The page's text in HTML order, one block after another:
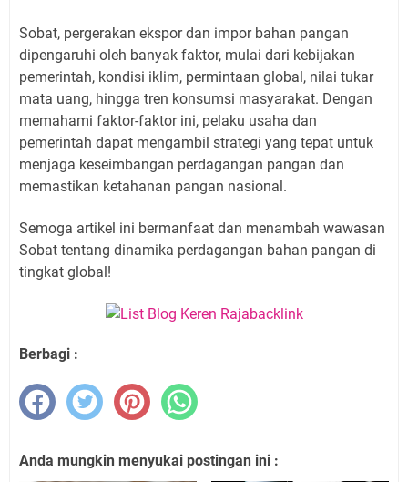
Sobat, pergerakan ekspor dan impor bahan pangan
dipengaruhi oleh banyak faktor, mulai dari kebijakan
pemerintah, kondisi iklim, permintaan global, nilai tukar
mata uang, hingga tren konsumsi masyarakat. Dengan
memahami faktor-faktor ini, pelaku usaha dan
pemerintah dapat mengambil strategi yang tepat untuk
menjaga keseimbangan perdagangan pangan dan
memastikan ketahanan pangan nasional.
Semoga artikel ini bermanfaat dan menambah wawasan
Sobat tentang dinamika perdagangan bahan pangan di
tingkat global!
Berbagi :
Anda mungkin menyukai postingan ini :